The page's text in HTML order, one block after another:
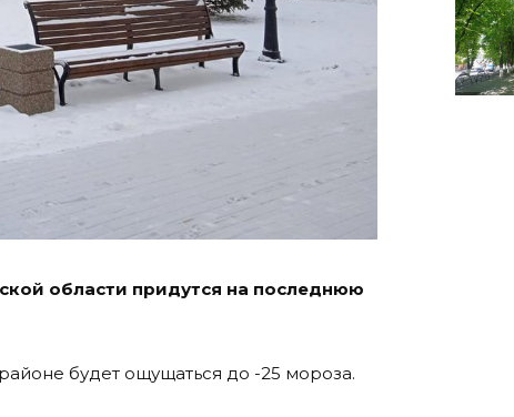
области придутся на последнюю
будет ощущаться до -25 мороза.